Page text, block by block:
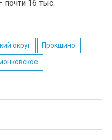
почти 16 тыс.
округ Прокшино